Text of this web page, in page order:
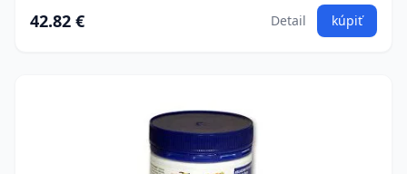
42.82 € Detail kúpiť